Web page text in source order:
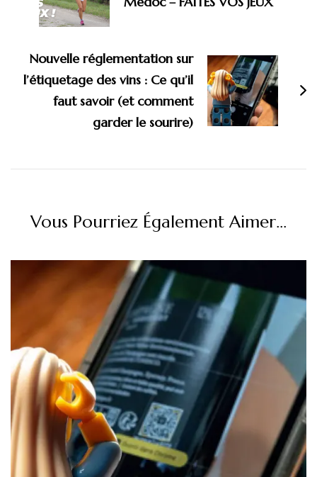
Nouvelle réglementation sur
l’étiquetage des vins : Ce qu’il
faut savoir (et comment
garder le sourire)
Vous Pourriez Également Aimer...